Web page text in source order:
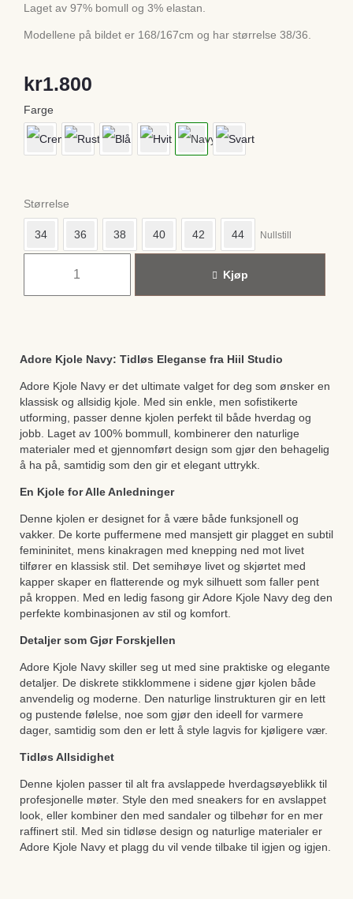
Laget av 97% bomull og 3% elastan.
Modellene på bildet er 168/167cm og har størrelse 38/36.
kr1.800
Farge
Størrelse
34 36 38 40 42 44 Nullstill
Kjøp
Adore Kjole Navy: Tidløs Eleganse fra Hiil Studio
Adore Kjole Navy er det ultimate valget for deg som ønsker en
klassisk og allsidig kjole. Med sin enkle, men sofistikerte
utforming, passer denne kjolen perfekt til både hverdag og
jobb. Laget av 100% bommull, kombinerer den naturlige
materialer med et gjennomført design som gjør den behagelig
å ha på, samtidig som den gir et elegant uttrykk.
En Kjole for Alle Anledninger
Denne kjolen er designet for å være både funksjonell og
vakker. De korte puffermene med mansjett gir plagget en subtil
femininitet, mens kinakragen med knepping ned mot livet
tilfører en klassisk stil. Det semihøye livet og skjørtet med
kapper skaper en flatterende og myk silhuett som faller pent
på kroppen. Med en ledig fasong gir Adore Kjole Navy deg den
perfekte kombinasjonen av stil og komfort.
Detaljer som Gjør Forskjellen
Adore Kjole Navy skiller seg ut med sine praktiske og elegante
detaljer. De diskrete stikklommene i sidene gjør kjolen både
anvendelig og moderne. Den naturlige linstrukturen gir en lett
og pustende følelse, noe som gjør den ideell for varmere
dager, samtidig som den er lett å style lagvis for kjøligere vær.
Tidløs Allsidighet
Denne kjolen passer til alt fra avslappede hverdagsøyeblikk til
profesjonelle møter. Style den med sneakers for en avslappet
look, eller kombiner den med sandaler og tilbehør for en mer
raffinert stil. Med sin tidløse design og naturlige materialer er
Adore Kjole Navy et plagg du vil vende tilbake til igjen og igjen.